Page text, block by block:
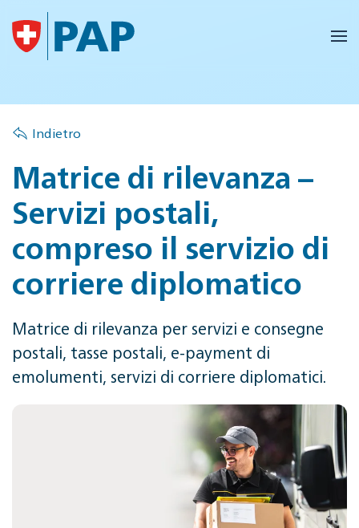
Skip to main content
Indietro
Matrice di rilevanza –
Servizi postali,
compreso il servizio di
corriere diplomatico
Matrice di rilevanza per servizi e consegne
postali, tasse postali, e-payment di
emolumenti, servizi di corriere diplomatici.